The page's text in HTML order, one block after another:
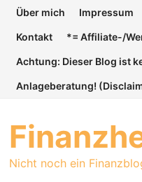
ZumÜber mich Impressum
Kontakt *= Affiliate-/
Achtung: Dieser Blog ist
Anlageberatung!
Nicht noch ein